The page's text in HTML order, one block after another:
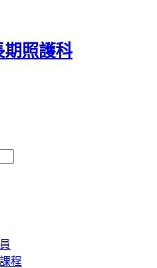
期照護科
程